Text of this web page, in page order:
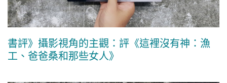
書評》攝影視角的主觀：評《這裡沒有神：漁
工、爸爸桑和那些女人》